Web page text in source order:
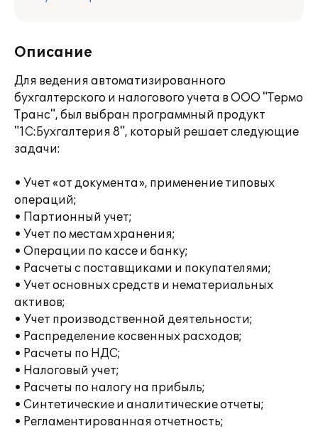
Описание
Для ведения автоматизированного
бухгалтерского и налогового учета в ООО "Термо
Транс", был выбран программный продукт
"1С:Бухгалтерия 8", который решает следующие
задачи:
• Учет «от документа», применение типовых
операций;
• Партионный учет;
• Учет по местам хранения;
• Операции по кассе и банку;
• Расчеты с поставщиками и покупателями;
• Учет основных средств и нематериальных
активов;
• Учет производственной деятельности;
• Распределение косвенных расходов;
• Расчеты по НДС;
• Налоговый учет;
• Расчеты по налогу на прибыль;
• Синтетические и аналитические отчеты;
• Регламентированная отчетность;